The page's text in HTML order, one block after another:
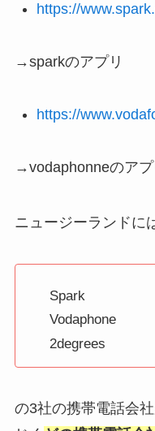
https://
→sparkのアプリ
https://
→vodaphonneのアプ
ニュージーランドに
Spark
Vodaphone
2degrees
の3社の携帯電話会